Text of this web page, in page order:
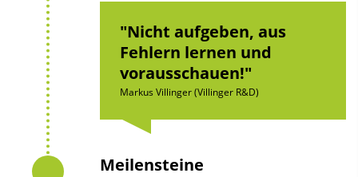
Nicht aufgeben, aus
Fehlern lernen und
vorausschauen!
Markus Villinger (Villinger R&D)
Meilensteine